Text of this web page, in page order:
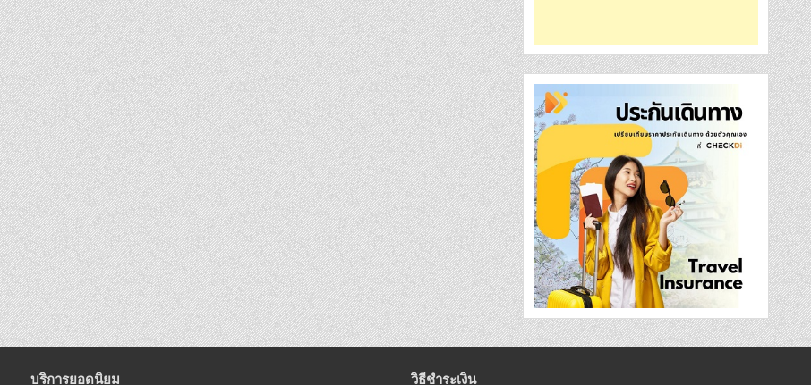
บริการยอดนิยม วิธีชำระเงิน